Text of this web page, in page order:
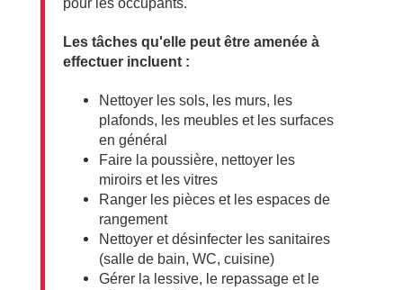
pour les occupants.
Les tâches qu'elle peut être amenée à
effectuer incluent :
Nettoyer les sols, les murs, les
plafonds, les meubles et les surfaces
en général
Faire la poussière, nettoyer les
miroirs et les vitres
Ranger les pièces et les espaces de
rangement
Nettoyer et désinfecter les sanitaires
(salle de bain, WC, cuisine)
Gérer la lessive, le repassage et le